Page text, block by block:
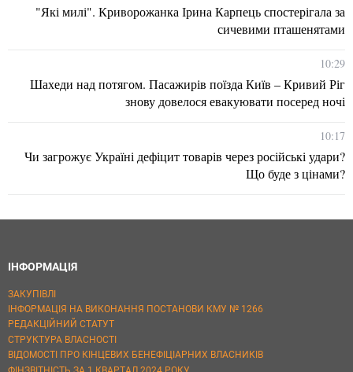
"Які милі". Криворожанка Ірина Карпець спостерігала за
сичевими пташенятами
10:29
Шахеди над потягом. Пасажирів поїзда Київ – Кривий Ріг
знову довелося евакуювати посеред ночі
10:17
Чи загрожує Україні дефіцит товарів через російські удари?
Що буде з цінами?
ІНФОРМАЦІЯ
ЗАКУПІВЛІ
ІНФОРМАЦІЯ НА ВИКОНАННЯ ПОСТАНОВИ КМУ № 1266
РЕДАКЦІЙНИЙ СТАТУТ
СТРУКТУРА ВЛАСНОСТІ
ВІДОМОСТІ ПРО КІНЦЕВИХ БЕНЕФІЦІАРНИХ ВЛАСНИКІВ